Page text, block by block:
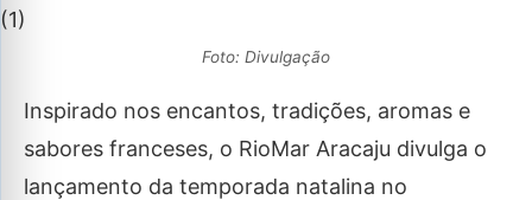
Foto: Divulgação
Inspirado nos encantos, tradições, aromas e
sabores franceses, o RioMar Aracaju divulga o
lançamento da temporada natalina no